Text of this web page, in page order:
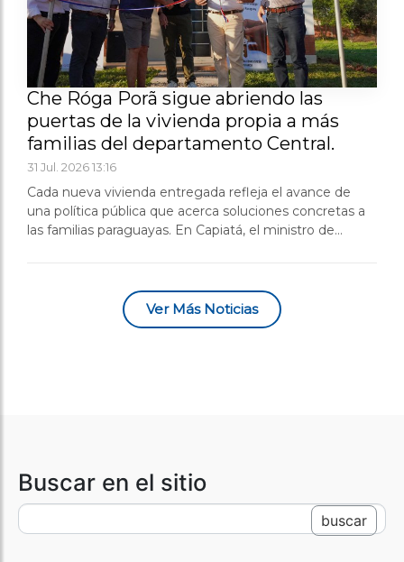
Che Róga Porã sigue abriendo las
puertas de la vivienda propia a más
familias del departamento Central.
31 Jul. 2026 13:16
Cada nueva vivienda entregada refleja el avance de
una política pública que acerca soluciones concretas a
las familias paraguayas. En Capiatá, el ministro de
Ver Más Noticias
Buscar en el sitio